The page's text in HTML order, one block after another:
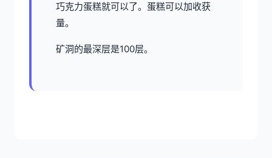
巧克力蛋糕就可以了。蛋糕可以加收获
量。
矿洞的最深层是100层。